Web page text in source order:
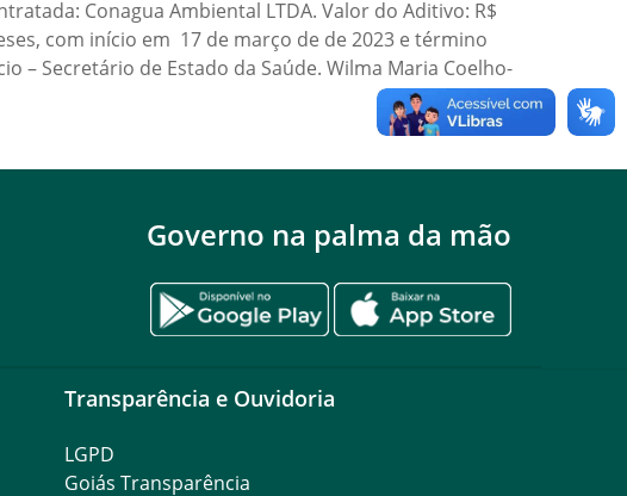
Conagua Ambiental LTDA. Valor do Aditivo: R$
com início em 17 de março de de 2023 e término
– Secretário de Estado da Saúde. Wilma Maria Coelho-
Governo na palma da mão
Transparência e Ouvidoria
LGPD
Goiás Transparência